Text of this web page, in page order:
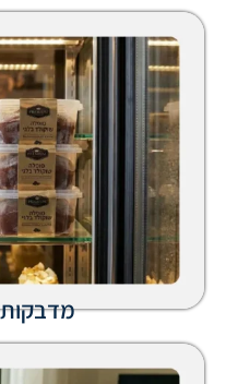
מדבקות פלסטיק לבן